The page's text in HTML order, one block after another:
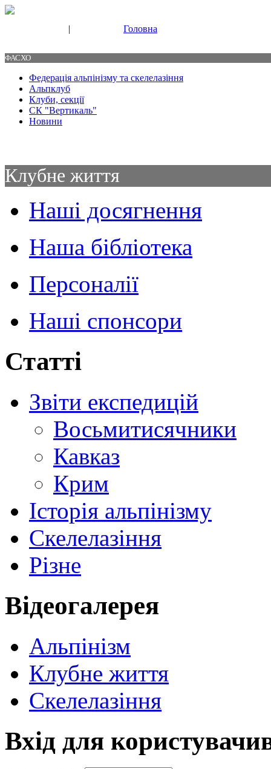
| Головна
ФАСХО
Федерація альпінізму та скелелазіння
Альпклуб
Клуби, секції
СК "Вертикаль"
Новини
Клубне життя
Наші досягнення
Наша бібліотека
Персоналії
Наші спонсори
Статті
Звіти експедицій
Восьмитисячники
Кавказ
Крим
Історія альпінізму
Скелелазіння
Різне
Відеогалерея
Альпінізм
Клубне життя
Скелелазіння
Вхід для